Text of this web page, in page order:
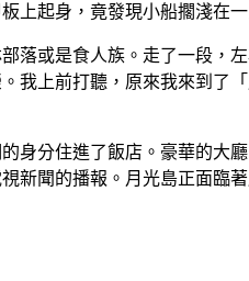
上起身，竟發現小船擱淺在
落或是食人族。走了一段，
我上前打聽，原來我來到了
身分住進了飯店。豪華的
新聞的播報。月光島正面